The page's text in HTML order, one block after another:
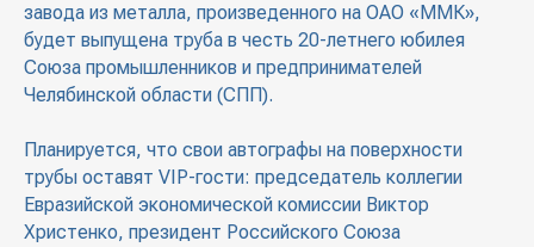
завода из металла, произведенного на ОАО «ММК»,
будет выпущена труба в честь 20-летнего юбилея
Союза промышленников и предпринимателей
Челябинской области (СПП).
Планируется, что свои автографы на поверхности
трубы оставят VIP-гости: председатель коллегии
Евразийской экономической комиссии Виктор
Христенко, президент Российского Союза